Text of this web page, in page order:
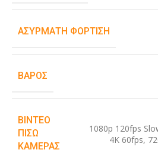
ΑΣΎΡΜΑΤΗ ΦΌΡΤΙΣΗ
ΒΆΡΟΣ
ΒΊΝΤΕΟ
ΠΊΣΩ
ΚΆΜΕΡΑΣ
1080p 120fps
4K 60fps,